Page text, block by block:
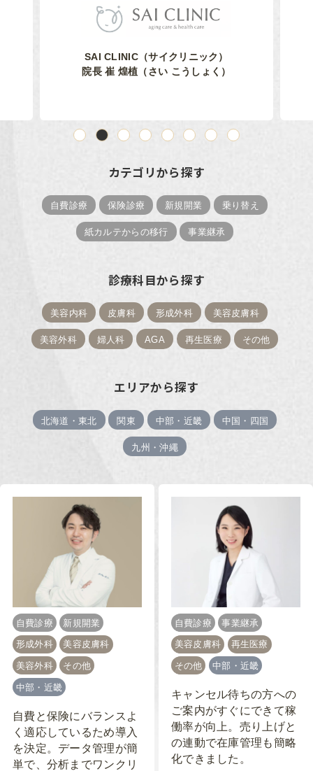
SAI CLINIC（サイクリニック）
院長 崔 煌植（さい こうしょく）
カテゴリから探す
自費診療 保険診療 新規開業 乗り替え
紙カルテからの移行 事業継承
診療科目から探す
美容内科 皮膚科 形成外科 美容皮膚科
美容外科 婦人科 AGA 再生医療 その他
エリアから探す
北海道・東北 関東 中部・近畿 中国・四国
九州・沖繩
自費診療 新規開業
形成外科 美容皮膚科
美容外科 その他
中部・近畿
自費と保険にバランスよ
く適応しているため導入
を決定。データ管理が簡
単で、分析までワンクリ
自費診療 事業継承
美容皮膚科 再生医療
その他 中部・近畿
キャンセル待ちの方への
ご案内がすぐにできて稼
働率が向上。売り上げと
の連動で在庫管理も簡略
化できました。